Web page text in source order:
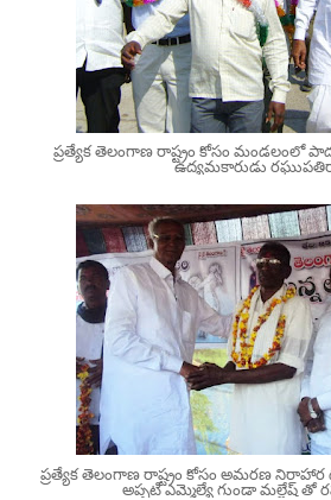
ప్రత్యేక తెలంగాణ రాష్ట్రం కోసం మండలంలో
ఉద్యమకారుడు
ప్రత్యేక తెలంగాణ రాష్ట్రం కోసం అమరణ నిరాహార
అప్పటి ఎమ్మెల్యే గుండా మల్లేష్ తో